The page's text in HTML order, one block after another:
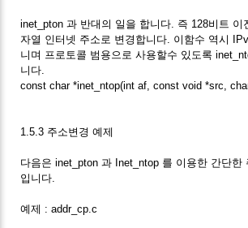
inet_pton 과 반대의 일을 합니다. 즉 128비트 이
자열 인터넷 주소로 변경합니다. 이함수 역시
니며 프로토콜 범용으로 사용할수 있도록
니다.
const char *inet_ntop(int af, const void *src,
1.5.3 주소변경 예제
다음은 inet_pton 과 Inet_ntop 를 이용한 간단한
입니다.
예제 : addr_cp.c